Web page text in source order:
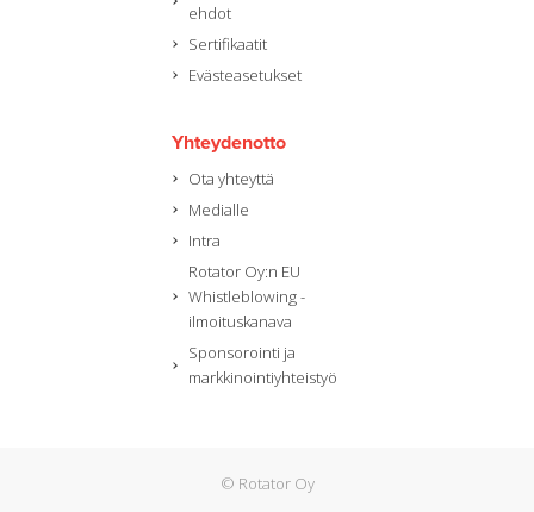
ehdot
Sertifikaatit
Evästeasetukset
Yhteydenotto
Ota yhteyttä
Medialle
Intra
Rotator Oy:n EU
Whistleblowing -
ilmoituskanava
Sponsorointi ja
markkinointiyhteistyö
© Rotator Oy